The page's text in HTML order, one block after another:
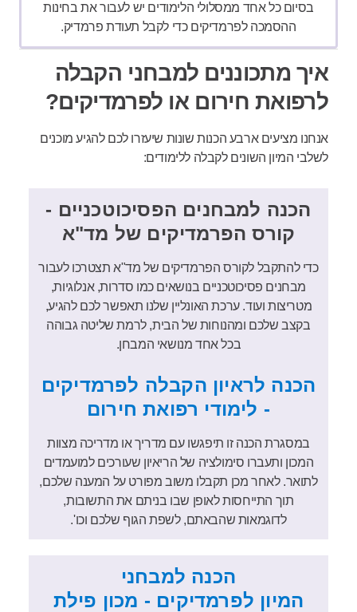
בסיום כל אחד ממסלולי הלימודים יש לעבור את בחינות
ההסמכה לפרמדיקים כדי לקבל תעודת פרמדיק.
איך מתכוננים למבחני הקבלה
לרפואת חירום או לפרמדיקים?
אנחנו מציעים ארבע הכנות שונות שיעזרו לכם להגיע מוכנים
לשלבי המיון השונים לקבלה ללימודים:
הכנה למבחנים הפסיכוטכניים -
קורס הפרמדיקים של מד"א
כדי להתקבל לקורס הפרמדיקים של מד"א תצטרכו לעבור
מבחנים פסיכוטכניים בנושאים כמו סדרות, אנלוגיות,
מטריצות ועוד. ערכת האונליין שלנו תאפשר לכם להגיע,
בקצב שלכם ומהנוחות של הבית, לרמת שליטה גבוהה
בכל אחד מנושאי המבחן.
הכנה לראיון הקבלה לפרמדיקים
- לימודי רפואת חירום
במסגרת הכנה זו תיפגשו עם מדריך או מדריכה מצוות
המכון ותעברו סימולציה של הריאיון שעורכים למועמדים
לתואר. לאחר מכן תקבלו משוב מפורט על המענה שלכם,
תוך התייחסות לאופן שבו בניתם את התשובות,
לדוגמאות שהבאתם, לשפת הגוף שלכם וכו'.
הכנה למבחני
המיון לפרמדיקים - מכון פילת